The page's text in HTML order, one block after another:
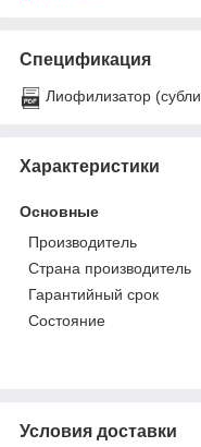
Спецификация
Лиофилизатор
Характеристики
Основные
Производитель
Страна производитель
Гарантийный срок
Состояние
Условия доставки